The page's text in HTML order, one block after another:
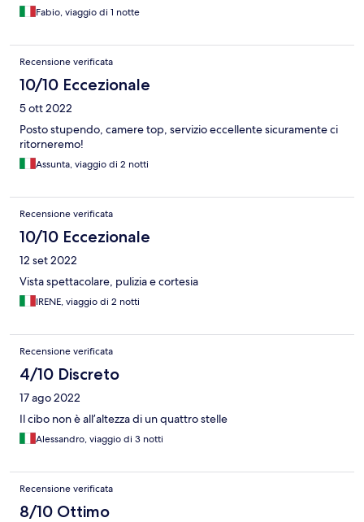
Fabio, viaggio di 1 notte
Recensione verificata
10/10 Eccezionale
5 ott 2022
Posto stupendo, camere top, servizio eccellente sicuramente ci
ritorneremo!
Assunta, viaggio di 2 notti
Recensione verificata
10/10 Eccezionale
12 set 2022
Vista spettacolare, pulizia e cortesia
IRENE, viaggio di 2 notti
Recensione verificata
4/10 Discreto
17 ago 2022
Il cibo non è all’altezza di un quattro stelle
Alessandro, viaggio di 3 notti
Recensione verificata
8/10 Ottimo